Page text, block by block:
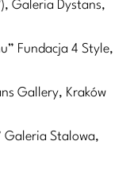
Galeria Dystans,
Fundacja 4 Style,
Gallery, Kraków
Galeria Stalowa,